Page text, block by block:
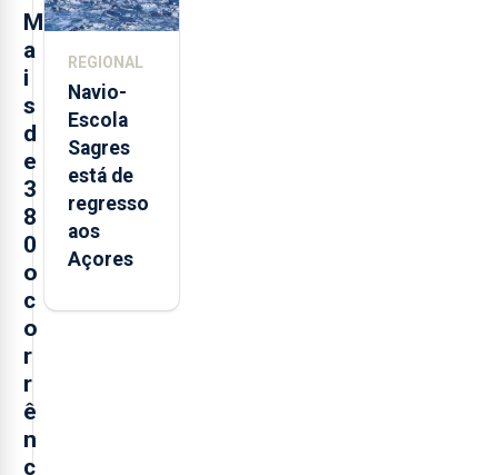
M
a
i
s
d
e
3
8
0
o
c
o
r
r
ê
n
c
postos de
REGIONAL
Navio-
Escola
Sagres
está de
regresso
aos
Açores